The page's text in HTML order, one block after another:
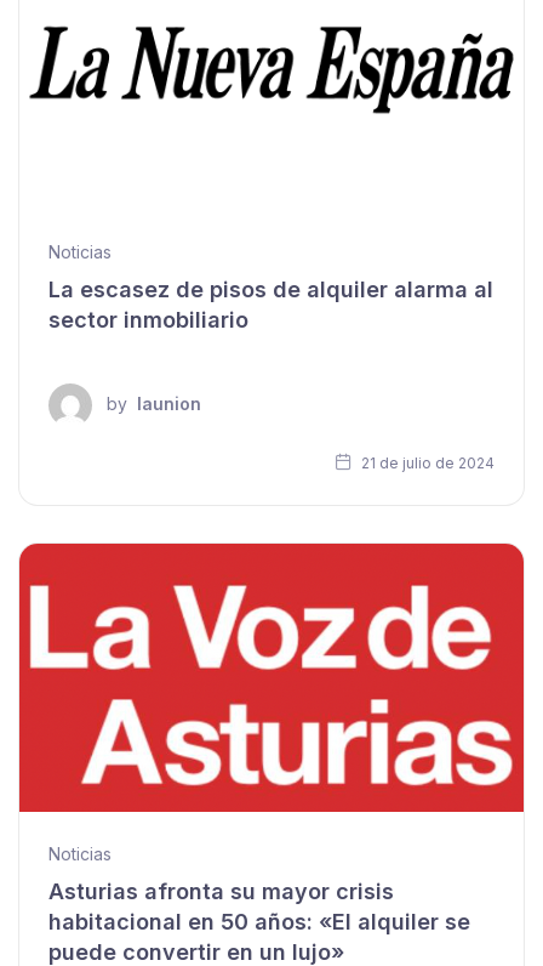
Noticias
La escasez de pisos de alquiler alarma al
sector inmobiliario
by launion
21 de julio de 2024
Noticias
Asturias afronta su mayor crisis
habitacional en 50 años: «El alquiler se
puede convertir en un lujo»